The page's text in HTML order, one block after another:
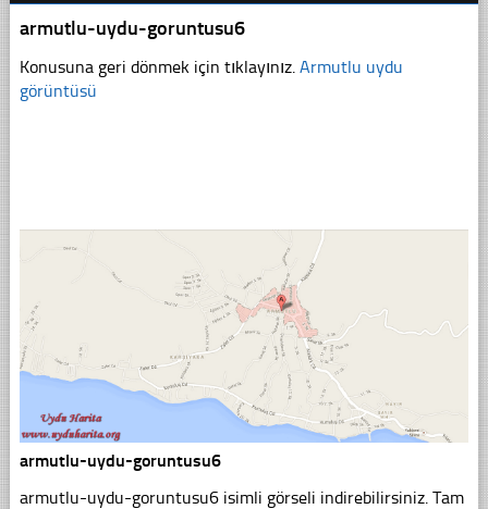
armutlu-uydu-goruntusu6
Konusuna geri dönmek için tıklayınız. Armutlu uydu
görüntüsü
armutlu-uydu-goruntusu6
armutlu-uydu-goruntusu6 isimli görseli indirebilirsiniz. Tam